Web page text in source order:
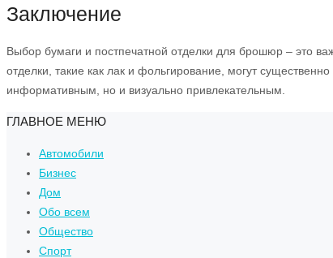
Заключение
Выбор бумаги и постпечатной отделки для брошюр – это
отделки, такие как лак и фольгирование, могут
информативным, но и визуально привлекательным.
ГЛАВНОЕ МЕНЮ
Автомобили
Бизнес
Дом
Обо всем
Общество
Спорт